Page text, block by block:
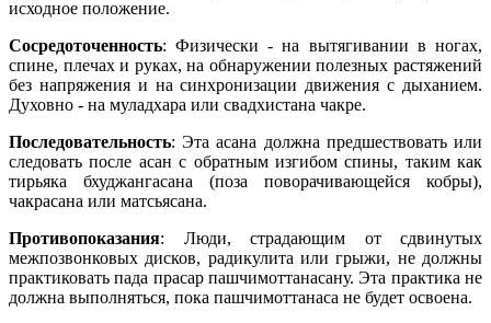
исходное положение.
Сосредоточенность: Физически - на вытягивании в ногах,
спине, плечах и руках, на обнаружении полезных растяжений
без напряжения и на синхронизации движения с дыханием.
Духовно - на муладхара или свадхистана чакре.
Последовательность: Эта асана должна предшествовать или
следовать после асан с обратным изгибом спины, таким как
тирьяка бхуджангасана (поза поворачивающейся кобры),
чакрасана или матсьясана.
Противопоказания: Люди, страдающим от сдвинутых
межпозвонковых дисков, радикулита или грыжи, не должны
практиковать пада прасар пашчимоттанасану. Эта практика не
должна выполняться, пока пашчимоттанаса не будет освоена.